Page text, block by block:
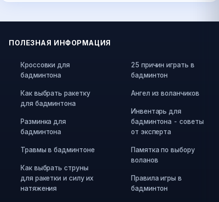
ПОЛЕЗНАЯ ИНФОРМАЦИЯ
Кроссовки для
бадминтона
Как выбрать ракетку
для бадминтона
Разминка для
бадминтона
Травмы в бадминтоне
Как выбрать струны
для ракетки и силу их
натяжения
25 причин играть в
бадминтон
Ангел из воланчиков
Инвентарь для
бадминтона - советы
от эксперта
Памятка по выбору
воланов
Правила игры в
бадминтон